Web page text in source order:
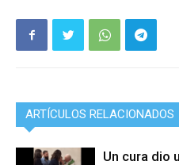
ARTÍCULOS RELACIONADOS
Un cura dio